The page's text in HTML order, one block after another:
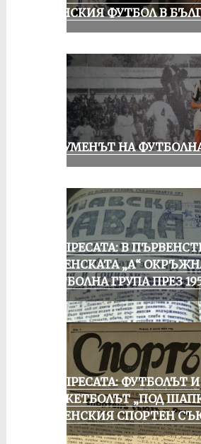
ЖЕНСКИЯ ФУТБОЛ В
ШОУМЕНЪТ НА
ОТ ПРЕСАТА: В
РУСЕНСКАТА „А“
ФУТБОЛНА ГРУПА ПРЕЗ
ОТ ПРЕСАТА: ФУТБОЛЪТ И
БАСКЕТБОЛЪТ „ПОД
РУСЕНСКИЯ СПОРТЕН